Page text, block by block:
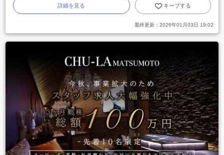
詳細を見る キープする
最終更新： 2026年01月03日 19:02